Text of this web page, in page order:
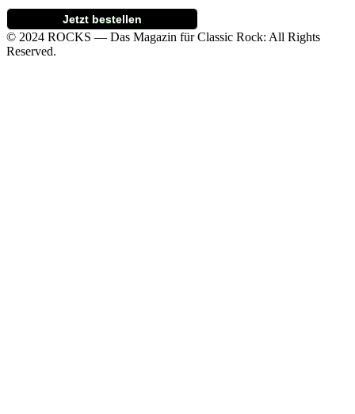
Jetzt bestellen
© 2024 ROCKS — Das Magazin für Classic Rock: All Rights
Reserved.